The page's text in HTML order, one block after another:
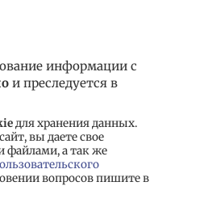
информации с
и преследуется в
для хранения данных.
вы даете свое
файлами, а так же
вопросов пишите в